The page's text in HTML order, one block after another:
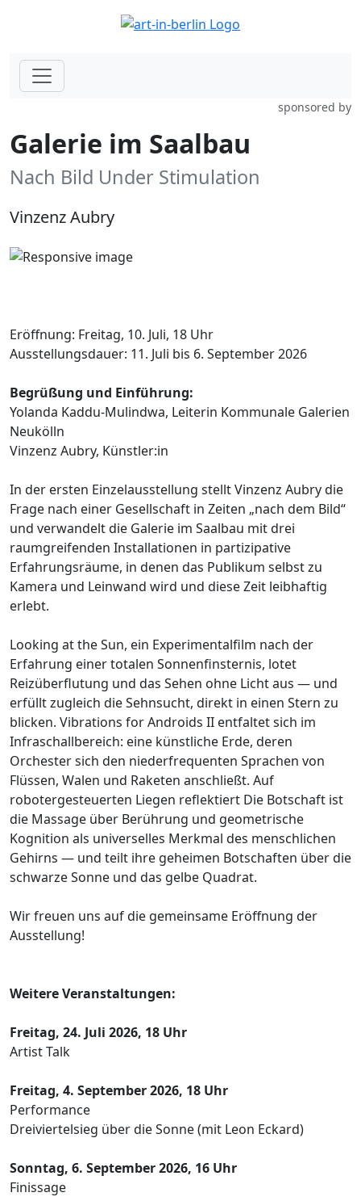
sponsored by
Galerie im Saalbau
Nach Bild Under Stimulation
Vinzenz Aubry
Eröffnung: Freitag, 10. Juli, 18 Uhr
Ausstellungsdauer: 11. Juli bis 6. September 2026
Begrüßung und Einführung:
Yolanda Kaddu-Mulindwa, Leiterin Kommunale Galerien
Neukölln
Vinzenz Aubry, Künstler:in
In der ersten Einzelausstellung stellt Vinzenz Aubry die
Frage nach einer Gesellschaft in Zeiten „nach dem Bild“
und verwandelt die Galerie im Saalbau mit drei
raumgreifenden Installationen in partizipative
Erfahrungsräume, in denen das Publikum selbst zu
Kamera und Leinwand wird und diese Zeit leibhaftig
erlebt.
Looking at the Sun, ein Experimentalfilm nach der
Erfahrung einer totalen Sonnenfinsternis, lotet
Reizüberflutung und das Sehen ohne Licht aus — und
erfüllt zugleich die Sehnsucht, direkt in einen Stern zu
blicken. Vibrations for Androids II entfaltet sich im
Infraschallbereich: eine künstliche Erde, deren
Orchester sich den niederfrequenten Sprachen von
Flüssen, Walen und Raketen anschließt. Auf
robotergesteuerten Liegen reflektiert Die Botschaft ist
die Massage über Berührung und geometrische
Kognition als universelles Merkmal des menschlichen
Gehirns — und teilt ihre geheimen Botschaften über die
schwarze Sonne und das gelbe Quadrat.
Wir freuen uns auf die gemeinsame Eröffnung der
Ausstellung!
Weitere Veranstaltungen:
Freitag, 24. Juli 2026, 18 Uhr
Artist Talk
Freitag, 4. September 2026, 18 Uhr
Performance
Dreiviertelsieg über die Sonne (mit Leon Eckard)
Sonntag, 6. September 2026, 16 Uhr
Finissage